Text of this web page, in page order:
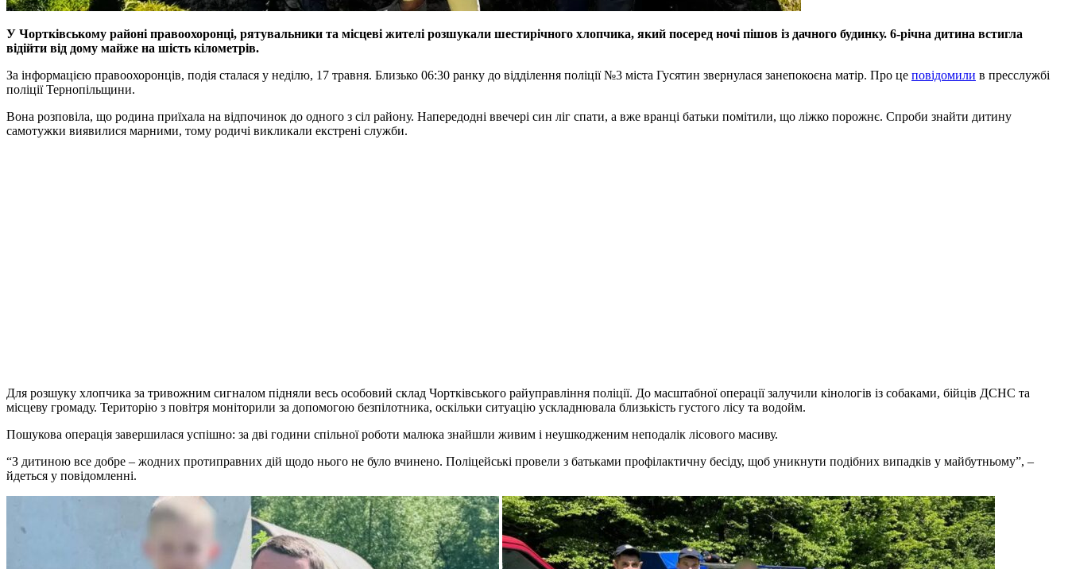
У Чортківському районі правоохоронці, рятувальники та місцеві жителі розшукали шестирічного хлопчика, який посеред ночі пішов із дачного будинку. 6-річна дитина встигла
відійти від дому майже на шість кілометрів.
За інформацією правоохоронців, подія сталася у неділю, 17 травня. Близько 06:30 ранку до відділення поліції №3 міста Гусятин звернулася занепокоєна матір. Про це повідомили в пресслужбі
поліції Тернопільщини.
Вона розповіла, що родина приїхала на відпочинок до одного з сіл району. Напередодні ввечері син ліг спати, а вже вранці батьки помітили, що ліжко порожнє. Спроби знайти дитину
самотужки виявилися марними, тому родичі викликали екстрені служби.
Для розшуку хлопчика за тривожним сигналом підняли весь особовий склад Чортківського райуправління поліції. До масштабної операції залучили кінологів із собаками, бійців ДСНС та
місцеву громаду. Територію з повітря моніторили за допомогою безпілотника, оскільки ситуацію ускладнювала близькість густого лісу та водойм.
Пошукова операція завершилася успішно: за дві години спільної роботи малюка знайшли живим і неушкодженим неподалік лісового масиву.
“З дитиною все добре – жодних протиправних дій щодо нього не було вчинено. Поліцейські провели з батьками профілактичну бесіду, щоб уникнути подібних випадків у майбутньому”, –
йдеться у повідомленні.